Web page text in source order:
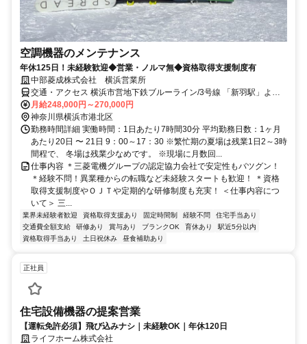
空調機器のメンテナンス
年休125日！未経験歓迎◆営業・ノルマ無◆資格取得支援制度有
中部菱成株式会社 横浜営業所
交通・アクセス 横浜市営地下鉄ブルーライン/3号線 「新羽駅」より
徒歩5分
月給248,000円～270,000円
神奈川県横浜市港北区
勤務時間詳細 実働時間：1日あたり7時間30分 平均勤務日数：1ヶ月
あたり20日 〜 21日 9：00～17：30 ※繁忙期の夏場は残業1日2～3時
間程で、 冬場は残業少なめです。 ※現場に月数回...
仕事内容 ＊三菱電機グループの認定協力会社で安定性もバツグン！
＊経験不問！異業種からの転職など未経験スタートも歓迎！ ＊資格
取得支援制度やＯＪＴや定期的な研修制度も充実！ ＜仕事内容につ
いて＞ 三...
業界未経験者歓迎 資格取得支援あり 固定時間制 経験不問
住宅手当あり
交通費全額支給
研修あり 賞与あり ブランクOK 育休あり
駅近5分以内
資格取得手当あり
土日祝休み 昼食補助あり
正社員
住宅設備機器の提案営業
【運転免許必須】飛び込みナシ｜未経験OK｜年休120日
ライフホーム株式会社